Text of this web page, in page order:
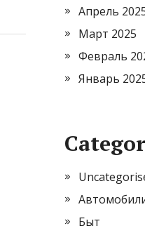
Апрель
Март 2025
Февраль
Январь
Быт